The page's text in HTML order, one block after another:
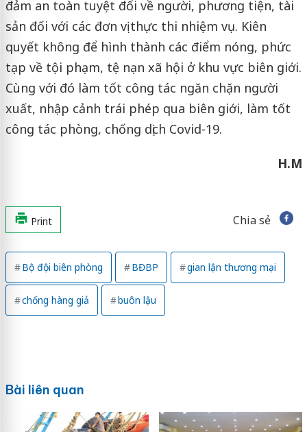
đảm an toàn tuyệt đối về người, phương tiện, tài
sản đối với các đơn vị thực thi nhiệm vụ. Kiên
quyết không để hình thành các điểm nóng, phức
tạp về tội phạm, tệ nạn xã hội ở khu vực biên giới.
Cùng với đó làm tốt công tác ngăn chặn người
xuất, nhập cảnh trái phép qua biên giới, làm tốt
công tác phòng, chống dịch Covid-19.
H.M
Print Chia sẻ
Bộ đội biên phòng BĐBP gian lận thương mại
chống hàng giả buôn lậu
Bài liên quan